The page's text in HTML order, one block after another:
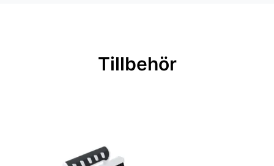
Bredd: 0,53 mTillbehör